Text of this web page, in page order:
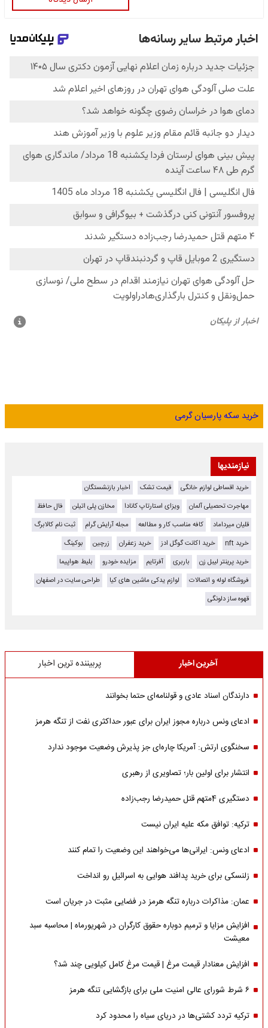
خرید سکه پارسیان گرمی
نیازمندیها
خرید اقساطی لوازم خانگی قیمت تشک
اخبار بازنشستگان
مهاجرت تحصیلی آلمان
ویزای استارتاپ کانادا مخازن پلی اتیلن
فال حافظ
قلیان میرداماد
کافه مناسب کار و مطالعه مجله آرایش گرام
ثبت نام کالابرگ
خرید nft
خرید اکانت گوگل ادز خرید زعفران زرچین
بوکینگ
خرید پرینتر لیبل زن
باربری آفرتایم مزایده خودرو
بلیط هواپیما
فروشگاه لوله و اتصالات
لوازم یدکی ماشین های کیا
طراحی سایت در اصفهان
قهوه ساز دلونگی
آخرین اخبار پربیننده ترین اخبار
دارندگان اسناد عادی و قولنامه‌ای حتما بخوانند
ادعای ونس درباره مجوز ایران برای عبور حداکثری نفت از تنگه هرمز
سخنگوی ارتش: آمریکا چاره‌ای جز پذیرش وضعیت موجود ندارد
انتشار برای اولین بار؛ تصاویری از رهبری
دستگیری 4متهم قتل حمیدرضا رجب‌زاده
ترکیه: توافق مکه علیه ایران نیست
ادعای ونس: ایرانی‌ها می‌خواهند این وضعیت را تمام کنند
زلنسکی برای خرید پدافند هوایی به اسرائیل رو انداخت
عمان: مذاکرات درباره تنگه هرمز در فضایی مثبت در جریان است
افزایش مزایا و ترمیم دوباره حقوق کارگران در شهریورماه | محاسبه سبد
معیشت
افزایش معنادار قیمت مرغ | قیمت مرغ کامل کیلویی چند شد؟
۶ شرط شورای عالی امنیت ملی برای بازگشایی تنگه هرمز
ترکیه تردد کشتی‌ها در دریای سیاه را محدود کرد